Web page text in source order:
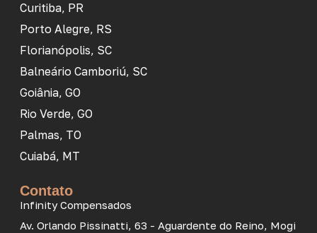
Curitiba, PR
Porto Alegre, RS
Florianópolis, SC
Balneário Camboriú, SC
Goiânia, GO
Rio Verde, GO
Palmas, TO
Cuiabá, MT
Contato
Infinity Compensados
Av. Orlando Pissinatti, 63 - Aguardente do Reino, Mogi